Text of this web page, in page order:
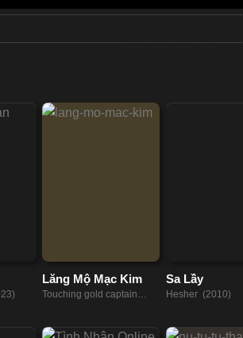
Lăng Mộ Mạc Kim
Touching gold captain
Sa Lầy
Hesher (2010)